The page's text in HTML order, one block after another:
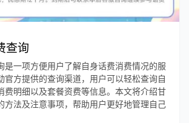
查询
是一项方便用户了解自身话费消费情况的服
官方提供的查询渠道，用户可以轻松查询自
费明细以及套餐资费等信息。本文将介绍甘
方法及注意事项，帮助用户更好地管理自己